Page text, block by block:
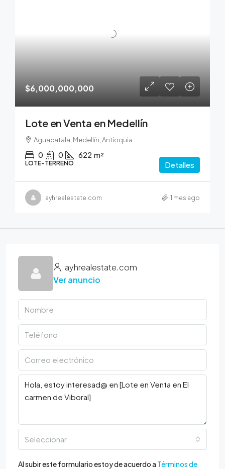
$6,000,000,000
Lote en Venta en Medellín
Aguacatala, Medellín, Antioquia
0 0 622 m²
LOTE-TERRENO Detalles
ayhrealestate.com 1 mes ago
ayhrealestate.com
Ver anuncio
Seleccionar
Al subir este formulario estoy de acuerdo a Términos de